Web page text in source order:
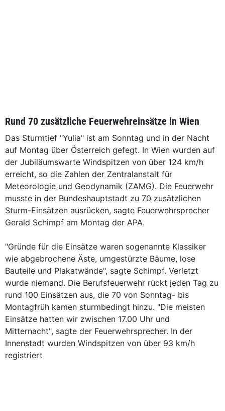
Rund 70 zusätzliche Feuerwehreinsätze in Wien
Das Sturmtief "Yulia" ist am Sonntag und in der Nacht
auf Montag über Österreich gefegt. In Wien wurden auf
der Jubiläumswarte Windspitzen von über 124 km/h
erreicht, so die Zahlen der Zentralanstalt für
Meteorologie und Geodynamik (ZAMG). Die Feuerwehr
musste in der Bundeshauptstadt zu 70 zusätzlichen
Sturm-Einsätzen ausrücken, sagte Feuerwehrsprecher
Gerald Schimpf am Montag der APA.
"Gründe für die Einsätze waren sogenannte Klassiker
wie abgebrochene Äste, umgestürzte Bäume, lose
Bauteile und Plakatwände", sagte Schimpf. Verletzt
wurde niemand. Die Berufsfeuerwehr rückt jeden Tag zu
rund 100 Einsätzen aus, die 70 von Sonntag- bis
Montagfrüh kamen sturmbedingt hinzu. "Die meisten
Einsätze hatten wir zwischen 17.00 Uhr und
Mitternacht", sagte der Feuerwehrsprecher. In der
Innenstadt wurden Windspitzen von über 93 km/h
registriert